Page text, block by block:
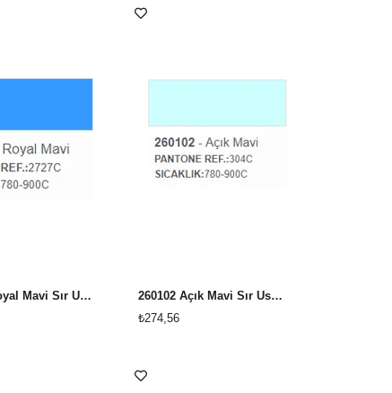
260403 Royal Mavi Sır Üstü Dekor Boyası
260102 Açık Mavi Sır Üstü Dekor Boyası
₺274,56